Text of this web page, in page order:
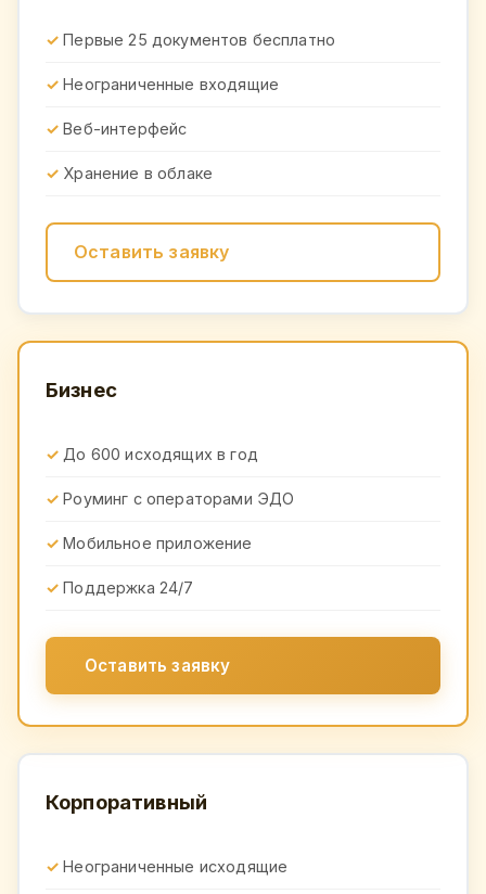
Первые 25 документов бесплатно
Неограниченные входящие
Веб-интерфейс
Хранение в облаке
Оставить заявку
Бизнес
До 600 исходящих в год
Роуминг с операторами ЭДО
Мобильное приложение
Поддержка 24/7
Оставить заявку
Корпоративный
Неограниченные исходящие